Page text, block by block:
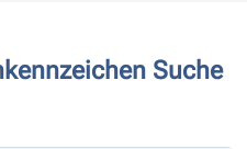
Suche